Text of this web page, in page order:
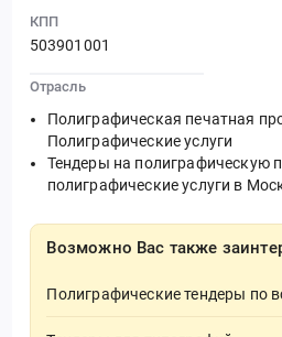
КПП
503901001
Отрасль
Полиграфическая печатная
Полиграфические услуги
Тендеры на полиграфическую
полиграфические услуги в
Возможно Вас также
Полиграфические тендеры по